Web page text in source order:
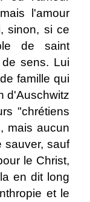
l'amour
sinon, si ce
de saint
sens. Lui
famille qui
d'Auschwitz
"chrétiens
mais aucun
sauver, sauf
le Christ,
en dit long
et le